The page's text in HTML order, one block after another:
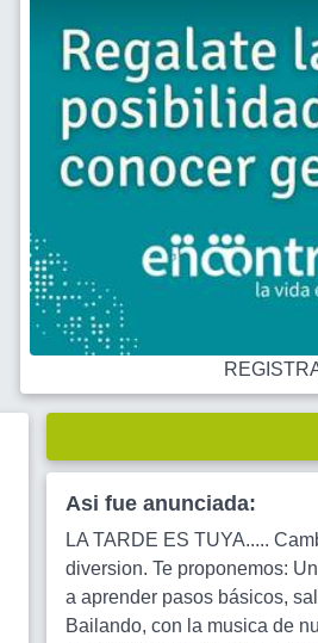
Asi fue anunciada:
LA TARDE ES TUYA.....
diversion. Te proponemos:
a aprender pasos básicos,
Bailando, con la musica de